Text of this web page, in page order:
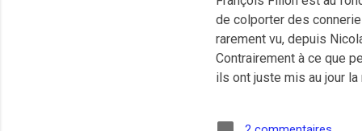
de colporter des
rarement vu, depuis
Contrairement à ce que
ils ont juste mis au jour